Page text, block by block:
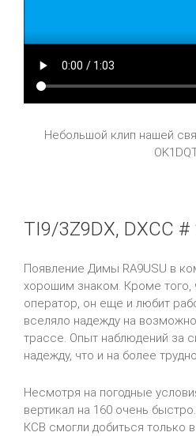
Небольшой клип нашей
TI9/3Z9DX, DXCC #
Появление Димы RA9USU в
хорошим знаком. Кроме того,
оператор, он еще и любит
вселяло надежду на
трассе. Опыт наблюдений за
надежду, что и на более
Несмотря на погодные
вертикал на 160 очень
КСВ смогли добиться только